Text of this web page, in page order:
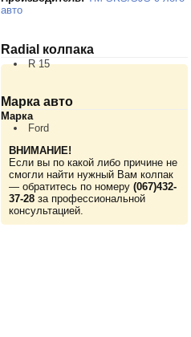
авто
Radial колпака
R 15
Марка авто
Марка
Ford
ВНИМАНИЕ!
Если вы по какой либо причине не
смогли найти нужный Вам колпак
— обратитесь по номеру (067)432-
37-28 за профессиональной
консультацией.